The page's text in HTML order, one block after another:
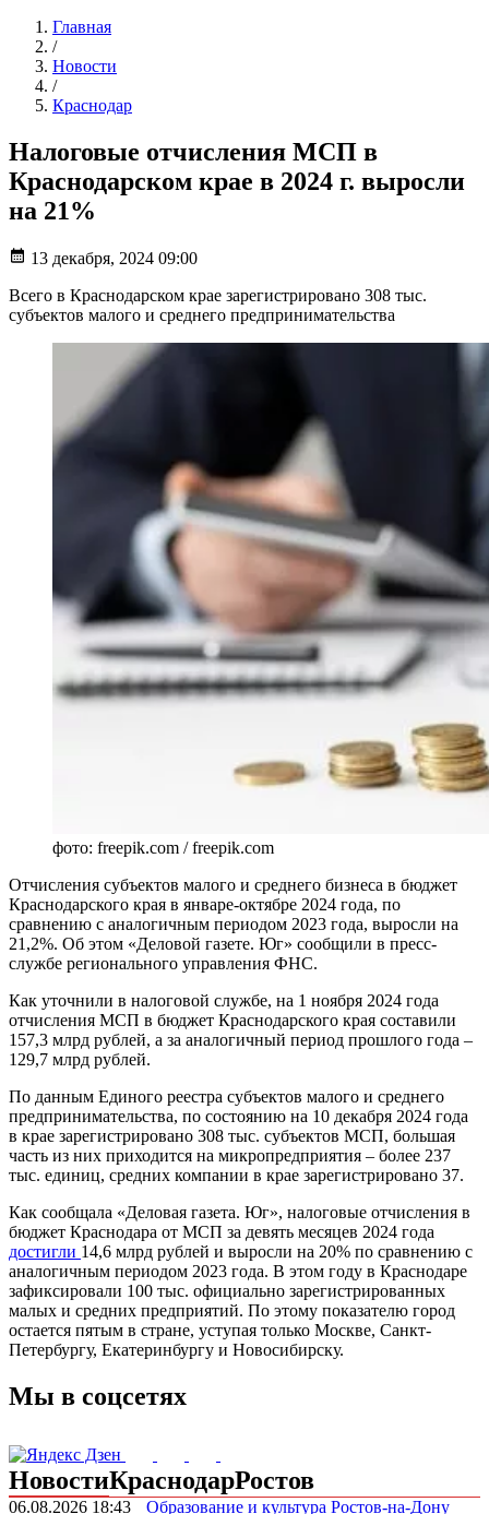
Главная
/
Новости
/
Краснодар
Налоговые отчисления МСП в
Краснодарском крае в 2024 г. выросли
на 21%
13 декабря, 2024 09:00
Всего в Краснодарском крае зарегистрировано 308 тыс.
субъектов малого и среднего предпринимательства
фото: freepik.com / freepik.com
Отчисления субъектов малого и среднего бизнеса в бюджет
Краснодарского края в январе-октябре 2024 года, по
сравнению с аналогичным периодом 2023 года, выросли на
21,2%. Об этом «Деловой газете. Юг» сообщили в пресс-
службе регионального управления ФНС.
Как уточнили в налоговой службе, на 1 ноября 2024 года
отчисления МСП в бюджет Краснодарского края составили
157,3 млрд рублей, а за аналогичный период прошлого года –
129,7 млрд рублей.
По данным Единого реестра субъектов малого и среднего
предпринимательства, по состоянию на 10 декабря 2024 года
в крае зарегистрировано 308 тыс. субъектов МСП, большая
часть из них приходится на микропредприятия – более 237
тыс. единиц, средних компании в крае зарегистрировано 37.
Как сообщала «Деловая газета. Юг», налоговые отчисления в
бюджет Краснодара от МСП за девять месяцев 2024 года
достигли 14,6 млрд рублей и выросли на 20% по сравнению с
аналогичным периодом 2023 года. В этом году в Краснодаре
зафиксировали 100 тыс. официально зарегистрированных
малых и средних предприятий. По этому показателю город
остается пятым в стране, уступая только Москве, Санкт-
Петербургу, Екатеринбургу и Новосибирску.
Мы в соцсетях
НовостиКраснодарРостов
06.08.2026 18:43 Образование и культура Ростов-на-Дону